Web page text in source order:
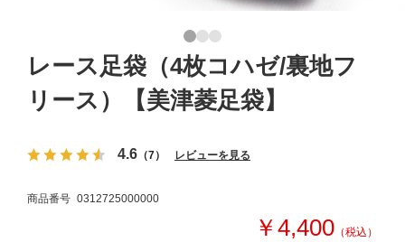
レース足袋（4枚コハゼ/裏地フ
リース）【美津菱足袋】
4.6 （7） レビューを見る
商品番号 0312725000000
￥4,400 （税込）